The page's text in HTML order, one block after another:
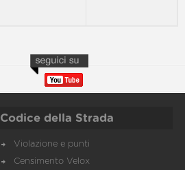
Codice della Strada
Violazione e punti
Censimento Velox